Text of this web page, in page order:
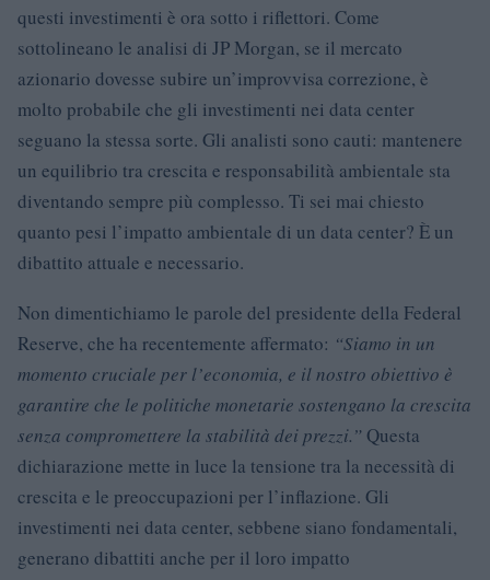
questi investimenti è ora sotto i riflettori. Come
sottolineano le analisi di JP Morgan, se il mercato
azionario dovesse subire un’improvvisa correzione, è
molto probabile che gli investimenti nei data center
seguano la stessa sorte. Gli analisti sono cauti: mantenere
un equilibrio tra crescita e responsabilità ambientale sta
diventando sempre più complesso. Ti sei mai chiesto
quanto pesi l’impatto ambientale di un data center? È un
dibattito attuale e necessario.
Non dimentichiamo le parole del presidente della Federal
Reserve, che ha recentemente affermato: “Siamo in un
momento cruciale per l’economia, e il nostro obiettivo è
garantire che le politiche monetarie sostengano la crescita
senza compromettere la stabilità dei prezzi.” Questa
dichiarazione mette in luce la tensione tra la necessità di
crescita e le preoccupazioni per l’inflazione. Gli
investimenti nei data center, sebbene siano fondamentali,
generano dibattiti anche per il loro impatto